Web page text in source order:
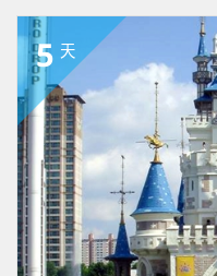
5 天